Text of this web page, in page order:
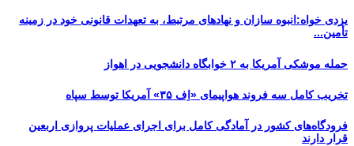
یزدی خواه:انبوه سازان و نهادهای مرتبط، به تعهدات قانونی خود در زمینه
تأمین...
حمله موشکی آمریکا به ۲ خوابگاه دانشجویی در اهواز
تخریب کامل سه فروند هواپیمای «اِف ۳۵» آمریکا توسط سپاه
فرودگاه‌های کشور در آمادگی کامل برای اجرای عملیات پروازی اربعین
قرار دارند